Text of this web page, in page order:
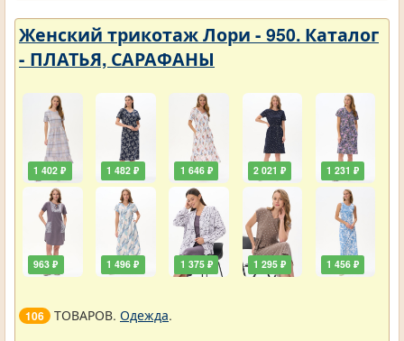
Женский трикотаж Лори - 950. Каталог
- ПЛАТЬЯ, САРАФАНЫ
1 402 ₽
963 ₽
1 482 ₽
1 496 ₽
1 646 ₽
1 375 ₽
2 021 ₽
1 295 ₽
1 231 ₽
1 456 ₽
106 ТОВАРОВ. Одежда.